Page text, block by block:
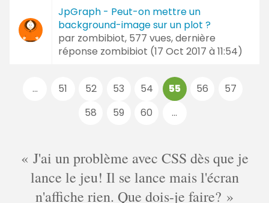
JpGraph - Peut-on mettre un
background-image sur un plot ?
par zombibiot, 577 vues, dernière
réponse zombibiot (17 Oct 2017 à 11:54)
... 51 52 53 54 55 56
57
58
59 60 ...
J'ai un problème avec CSS dès que je
lance le jeu! Il se lance mais l'écran
n'affiche rien. Que dois-je faire?